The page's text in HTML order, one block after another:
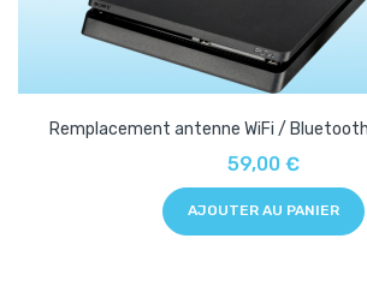
Remplacement antenne WiFi / Bluetooth
59,00 €
AJOUTER AU PANIER